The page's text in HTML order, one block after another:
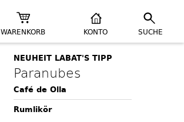
WARENKORB KONTO SUCHE
NEUHEIT LABAT'S TIPP
Paranubes
Café de Olla
Rumlikör